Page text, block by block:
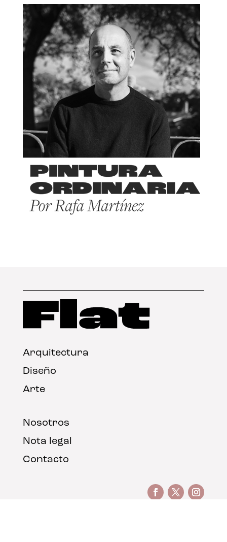
Arquitectura
Diseño
Arte
Nosotros
Nota legal
Contacto